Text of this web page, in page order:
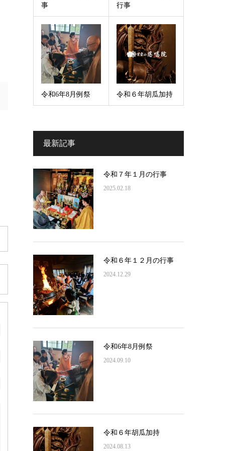
事
行事
令和6年8月例祭 令和６年胡瓜加持
最新記事
令和７年１月の行事
2025.02.18
令和６年１２月の行事
2024.12.29
令和6年8月例祭
2024.09.10
令和６年胡瓜加持
2024.08.13